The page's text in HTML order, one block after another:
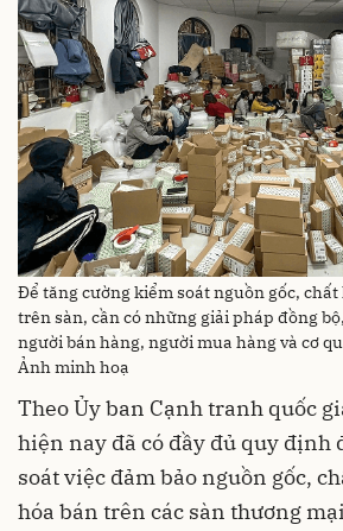
Để tăng cường kiểm soát nguồn gốc,
trên sàn, cần có những giải pháp đồng
người bán hàng, người mua hàng và cơ
Ảnh minh hoạ
Theo Ủy ban Cạnh tranh quốc
hiện nay đã có đầy đủ quy định
soát việc đảm bảo nguồn gốc,
hóa bán trên các sàn thương